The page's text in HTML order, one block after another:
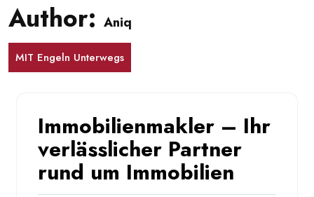
Author: Aniq
MIT Engeln Unterwegs
Immobilienmakler – Ihr
verlässlicher Partner
rund um Immobilien